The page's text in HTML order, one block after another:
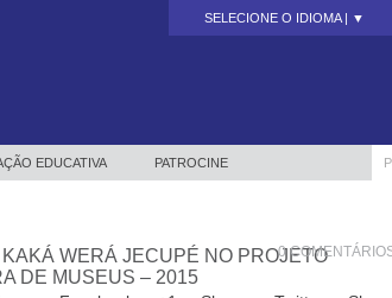
SELECIONE O IDIOMA | ▼
EDUCATIVA PATROCINE
WERÁ JECUPÉ NO PROJETO
DE MUSEUS – 2015
0